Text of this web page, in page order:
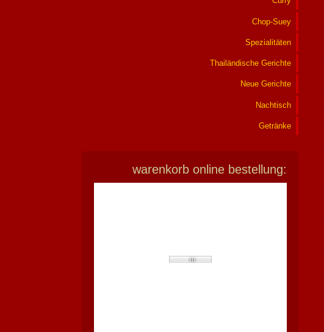
Chop-Suey
Spezialitäten
Thailändische Gerichte
Neue Gerichte
Nachtisch
Getränke
warenkorb online bestellung: